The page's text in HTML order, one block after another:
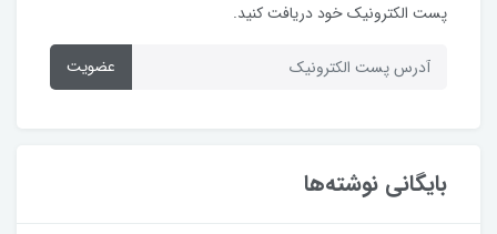
پست الکترونیک خود دریافت کنید.
عضویت
بایگانی نوشته‌ها